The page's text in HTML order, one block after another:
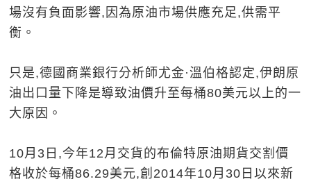
場沒有負面影響,因為原油市場供應充足,供需平
衡。
只是,德國商業銀行分析師尤金·溫伯格認定,伊朗原
油出口量下降是導致油價升至每桶80美元以上的一
大原因。
10月3日,今年12月交貨的布倫特原油期貨交割價
格收於每桶86.29美元,創2014年10月30日以來新